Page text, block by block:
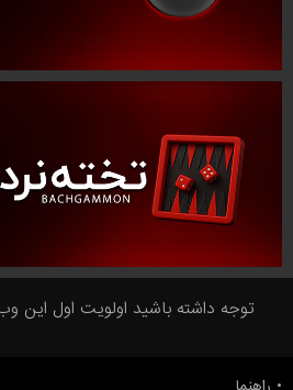
توجه داشته باشید اولویت اول این
راهنما